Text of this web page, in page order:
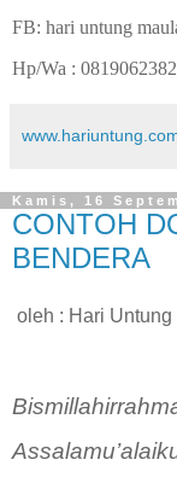
FB: hari untung
Hp/Wa :
Kamis, 16
CONTOH
BENDERA
oleh : Hari Untung